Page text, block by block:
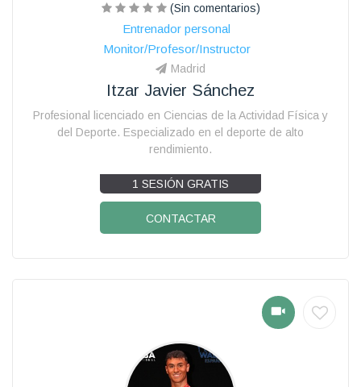
(Sin comentarios)
Entrenador personal
Monitor/Profesor/Instructor
Madrid
Itzar Javier Sánchez
Profesional licenciado en Ciencias de la Actividad Física y
del Deporte. Especializado en el deporte de alto
rendimiento.
1 SESIÓN GRATIS
CONTACTAR